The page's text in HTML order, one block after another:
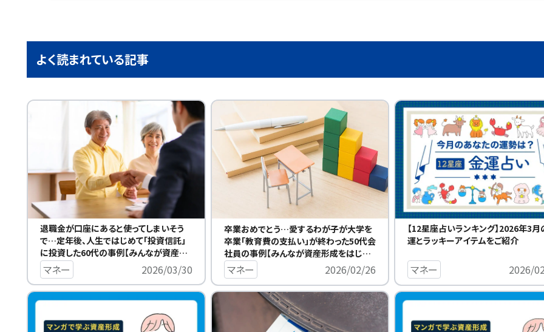
よく読まれている記事
退職金が口座にあると使ってしまいそう
で…定年後、人生ではじめて「投資信託」
に投資した60代の事例【みんなが資産形
成をはじめたきっかけ】
マネー 2026/03/30
卒業おめでとう…愛するわが子が大学を
卒業「教育費の支払い」が終わった50代会
社員の事例【みんなが資産形成をはじめ
たきっかけ】
マネー 2026/02/26
【12星座占いランキング】2026年3月
運とラッキーアイテムをご紹介
マネー 2026/